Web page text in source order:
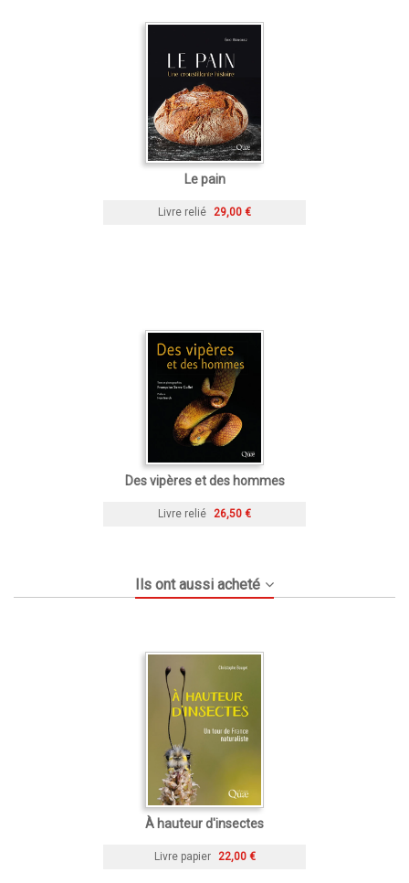
Le pain
Livre relié 29,00 €
Des vipères et des hommes
Livre relié 26,50 €
Ils ont aussi acheté
À hauteur d'insectes
Livre papier 22,00 €